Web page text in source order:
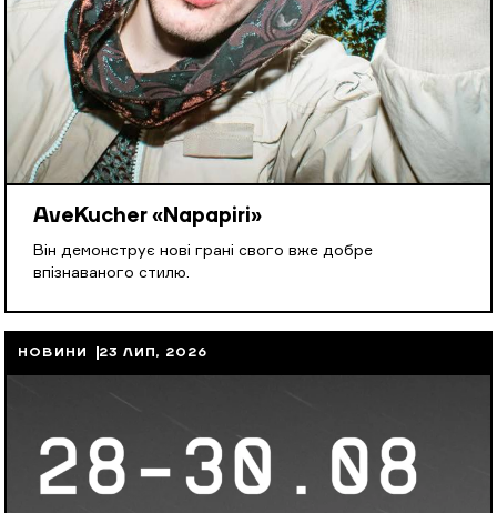
AveKucher «Napapiri»
Він демонструє нові грані свого вже добре
впізнаваного стилю.
НОВИНИ 23 ЛИП, 2026